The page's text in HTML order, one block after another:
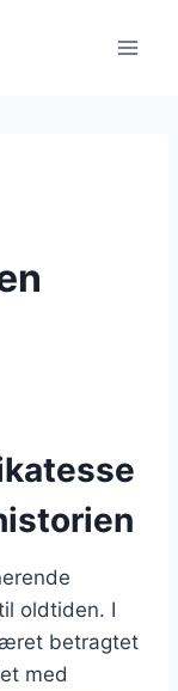
oldtiden. I
betragtet
med